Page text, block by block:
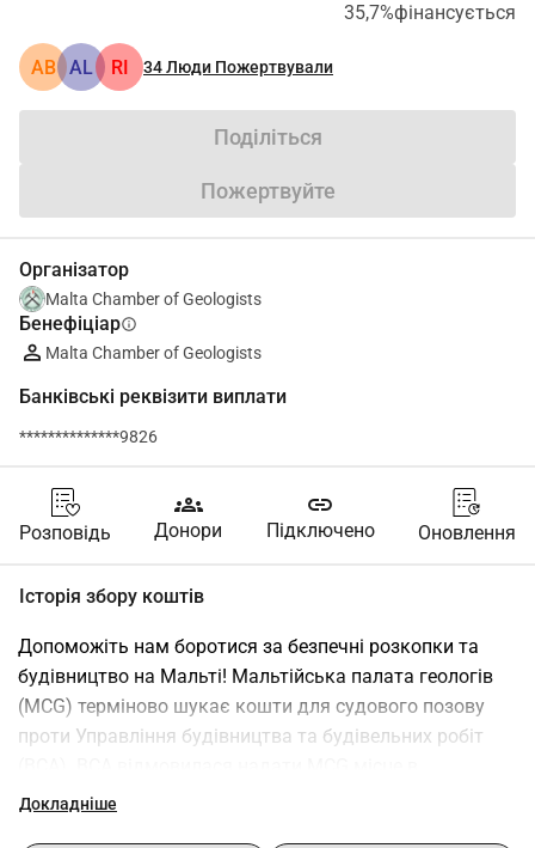
35,7%фінансується
АВ AL RI 34Люди Пожертвували
Поділіться
Пожертвуйте
Організатор
Malta Chamber of Geologists
Бенефіціарinfo
Malta Chamber of Geologists
Банківські реквізити виплати
**************9826
Розповідь
groups
Донори
link
Підключено Оновлення
Історія збору коштів
Допоможіть нам боротися за безпечні розкопки та
будівництво на Мальті! Мальтійська палата геологів
(MCG) терміново шукає кошти для судового позову
проти Управління будівництва та будівельних робіт
Консультативній раді з будівництва та будівельних
Докладніше